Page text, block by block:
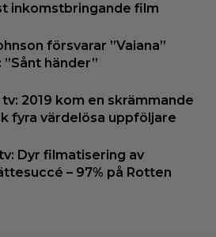
inkomstbringande film
försvarar ”Vaiana”
händer”
2019 kom en skrämmande
fyra värdelösa uppföljare
Dyr filmatisering av
– 97% på Rotten